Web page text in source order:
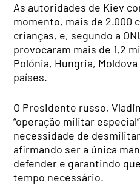
As autoridades de Kiev
momento, mais de 2.000
crianças, e, segundo a
provocaram mais de 1,2
Polónia, Hungria,
países.
O Presidente russo,
“operação militar
necessidade de
afirmando ser a única
defender e garantindo
tempo necessário.